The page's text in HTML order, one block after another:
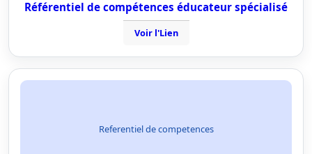
Référentiel de compétences éducateur spécialisé
Voir l'Lien
Referentiel de competences